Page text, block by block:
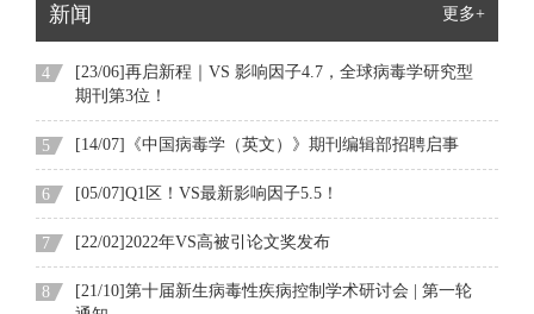
新闻 更多+
4
[23/06]再启新程｜VS 影响因子4.7，全球病毒学研究型
期刊第3位！
5 [14/07]《中国病毒学（英文）》期刊编辑部招聘启事
6 [05/07]Q1区！VS最新影响因子5.5！
7 [22/02]2022年VS高被引论文奖发布
8
[21/10]第十届新生病毒性疾病控制学术研讨会 | 第一轮